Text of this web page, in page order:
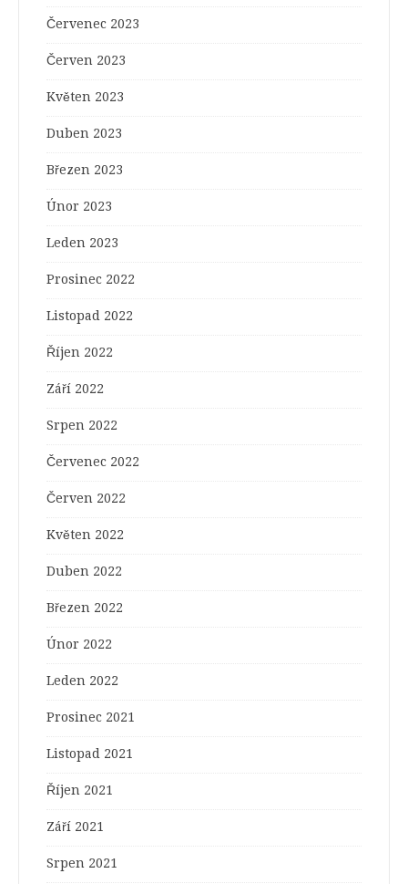
Červenec 2023
Červen 2023
Květen 2023
Duben 2023
Březen 2023
Únor 2023
Leden 2023
Prosinec 2022
Listopad 2022
Říjen 2022
Září 2022
Srpen 2022
Červenec 2022
Červen 2022
Květen 2022
Duben 2022
Březen 2022
Únor 2022
Leden 2022
Prosinec 2021
Listopad 2021
Říjen 2021
Září 2021
Srpen 2021